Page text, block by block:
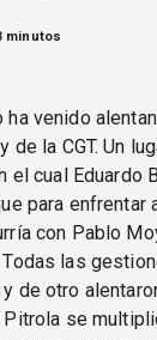
minutos
venido
la CGT. Un
el cual Eduardo
para
con Pablo
las
de otro
se